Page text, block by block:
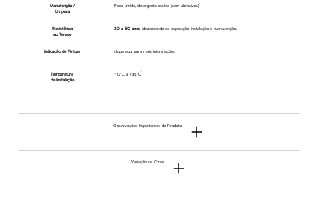
Manutenção /
Limpeza
Pano úmido, detergente neutro (sem abrasivos)
Resistência
ao Tempo
20 a 50 anos (dependendo de exposição, instalação e manutenção).
Indicação de Pintura clique aqui para mais informações
Temperatura
de Instalação
+10°C a +35°C
Observações Importantes do Produto
Variação de Cores